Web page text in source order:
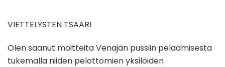
VIETTELYSTEN TSAARI
Olen saanut moitteita Venäjän pussiin pelaamisesta
tukemalla niiden pelottomien yksilöiden